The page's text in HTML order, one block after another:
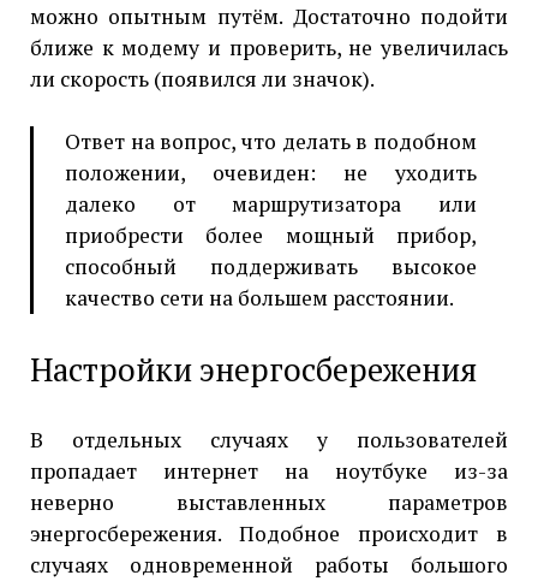
можно опытным путём. Достаточно подойти
ближе к модему и проверить, не увеличилась
ли скорость (появился ли значок).
Ответ на вопрос, что делать в подобном
положении, очевиден: не уходить
далеко от маршрутизатора или
приобрести более мощный прибор,
способный поддерживать высокое
качество сети на большем расстоянии.
Настройки энергосбережения
В отдельных случаях у пользователей
пропадает интернет на ноутбуке из-за
неверно выставленных параметров
энергосбережения. Подобное происходит в
случаях одновременной работы большого